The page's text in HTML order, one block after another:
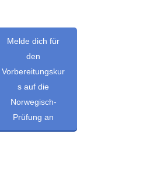
Melde dich für
den
Vorbereitungskur
s auf die
Norwegisch-
Prüfung an